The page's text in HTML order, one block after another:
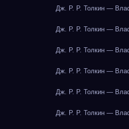
Дж. Р. Р. Толкин —
Дж. Р. Р. Толкин —
Дж. Р. Р. Толкин —
Дж. Р. Р. Толкин —
Дж. Р. Р. Толкин —
Дж. Р. Р. Толкин —